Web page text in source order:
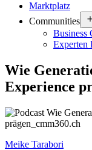
Marktplatz
Communities
Business
Experten
Wie
Experience
Meike Tarabori